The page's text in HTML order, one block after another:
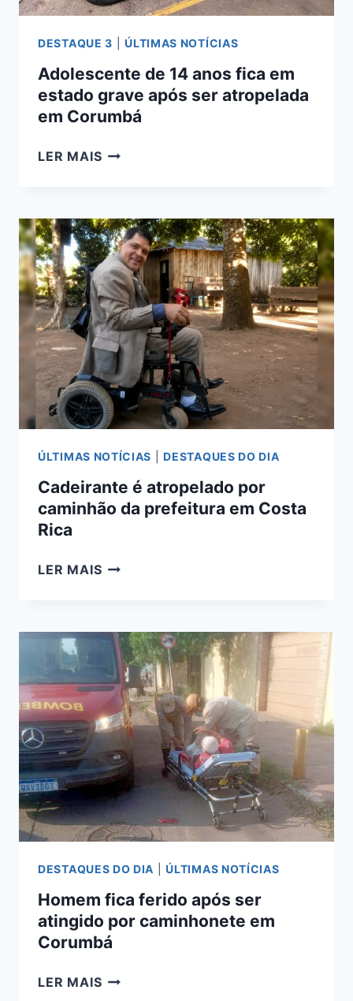
DESTAQUE 3 |ÚLTIMAS NOTÍCIAS
Adolescente de 14 anos fica em
estado grave após ser atropelada
em Corumbá
LER MAISADOLESCENTE
FICA
EM
ESTADO
GRAVE
APÓS
SER
ATROPELADA
EM
CORUMBÁ
ÚLTIMAS NOTÍCIAS |DESTAQUES DO DIA
Cadeirante é atropelado por
caminhão da prefeitura em Costa
Rica
LER MAISCADEIRANTE
CAMINHÃO
DA
PREFEITURA
EM
COSTA
RICA
DESTAQUES DO DIA |ÚLTIMAS NOTÍCIAS
Homem fica ferido após ser
atingido por caminhonete em
Corumbá
LER MAISHOMEM